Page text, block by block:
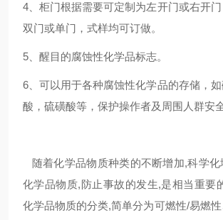
4、柜门根据需要可定制为左开门或右开
双门或单门，式样均可订做。
5、 醒目的腐蚀性化学品标志。
6、可以用于各种腐蚀性化学品的存储，
酸，硫磺酸等，保护操作者及周围人群安全
随着化学品物质种类的不断增加,科学
化学品物质,防止事故的发生,是相当重要
化学品物质的分类,简单分为可燃性/易燃